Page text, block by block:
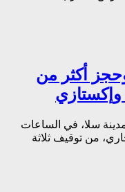
أكثر من
سلا، في الساعات